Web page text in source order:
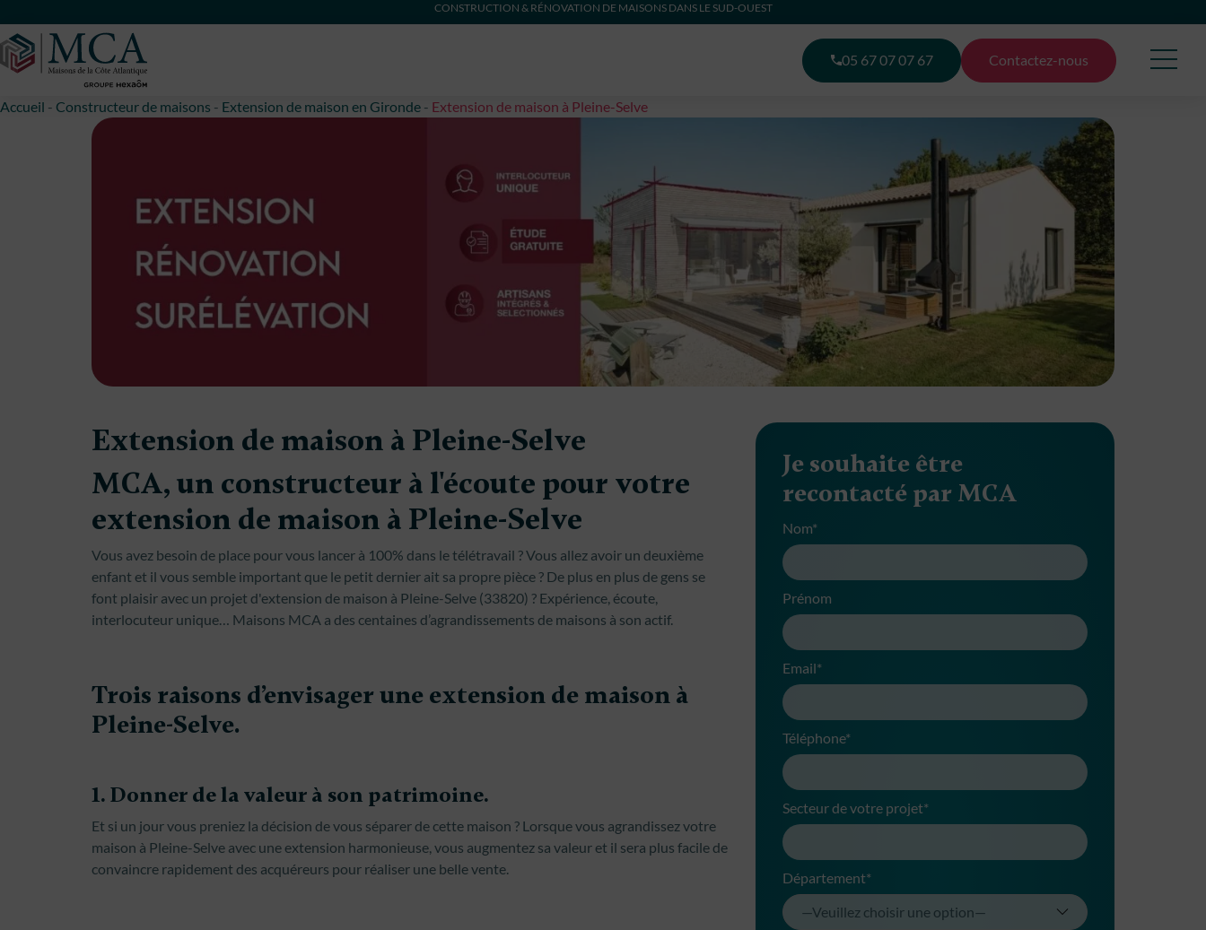
CONSTRUCTION & RÉNOVATION DE MAISONS DANS LE SUD-OUEST
05 67 07 07 67 Contactez-nous
Accueil - Constructeur de maisons - Extension de maison en Gironde - Extension de maison à Pleine-Selve
Extension de maison à Pleine-Selve
MCA, un constructeur à l'écoute pour votre
extension de maison à Pleine-Selve
Vous avez besoin de place pour vous lancer à 100% dans le télétravail ? Vous allez avoir un deuxième
enfant et il vous semble important que le petit dernier ait sa propre pièce ? De plus en plus de gens se
font plaisir avec un projet d'extension de maison à Pleine-Selve (33820) ? Expérience, écoute,
interlocuteur unique… Maisons MCA a des centaines d’agrandissements de maisons à son actif.
Trois raisons d’envisager une extension de maison à
Pleine-Selve.
1. Donner de la valeur à son patrimoine.
Et si un jour vous preniez la décision de vous séparer de cette maison ? Lorsque vous agrandissez votre
maison à Pleine-Selve avec une extension harmonieuse, vous augmentez sa valeur et il sera plus facile de
convaincre rapidement des acquéreurs pour réaliser une belle vente.
Je souhaite être
recontacté par MCA
Nom*
Prénom
Email*
Téléphone*
Secteur de votre projet*
Département*